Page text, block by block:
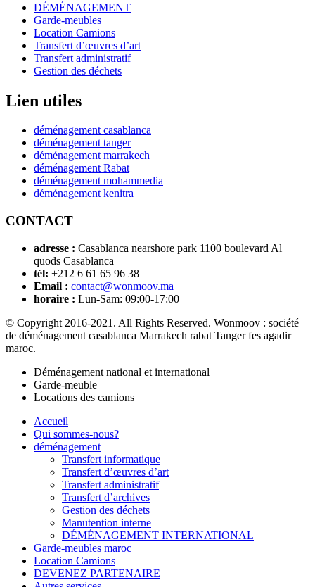
DÉMÉNAGEMENT
Garde-meubles
Location Camions
Transfert d’œuvres d’art
Transfert administratif
Gestion des déchets
Lien utiles
déménagement casablanca
déménagement tanger
déménagement marrakech
déménagement Rabat
déménagement mohammedia
déménagement kenitra
CONTACT
adresse : Casablanca nearshore park 1100 boulevard Al
quods Casablanca
tél: +212 6 61 65 96 38
Email : contact@wonmoov.ma
horaire : Lun-Sam: 09:00-17:00
© Copyright 2016-2021. All Rights Reserved. Wonmoov : société
de déménagement casablanca Marrakech rabat Tanger fes agadir
maroc.
Déménagement national et international
Garde-meuble
Locations des camions
Accueil
Qui sommes-nous?
déménagement
Transfert informatique
Transfert d’œuvres d’art
Transfert administratif
Transfert d’archives
Gestion des déchets
Manutention interne
DÉMÉNAGEMENT INTERNATIONAL
Garde-meubles maroc
Location Camions
DEVENEZ PARTENAIRE